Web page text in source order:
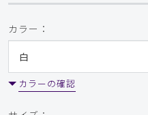
カラー：
カラーの確認